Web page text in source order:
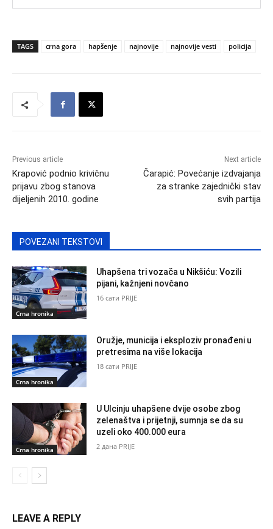
TAGS crna gora hapšenje najnovije najnovije vesti policija
Previous article
Krapović podnio krivičnu
prijavu zbog stanova
dijeljenih 2010. godine
Next article
Čarapić: Povećanje izdvajanja
za stranke zajednički stav
svih partija
POVEZANI TEKSTOVI
Crna hronika
Uhapšena tri vozača u Nikšiću: Vozili
pijani, kažnjeni novčano
16 сати PRIJE
Crna hronika
Oružje, municija i eksploziv pronađeni u
pretresima na više lokacija
18 сати PRIJE
Crna hronika
U Ulcinju uhapšene dvije osobe zbog
zelenaštva i prijetnji, sumnja se da su
uzeli oko 400.000 eura
2 дана PRIJE
LEAVE A REPLY